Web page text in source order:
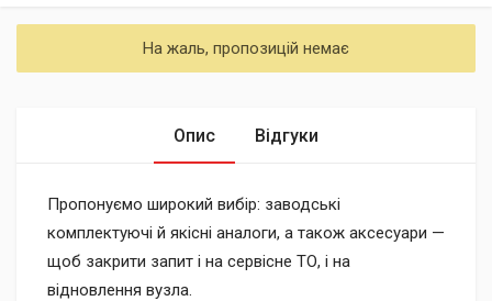
На жаль, пропозицій немає
Опис Відгуки
Пропонуємо широкий вибір: заводські
комплектуючі й якісні аналоги, а також аксесуари —
щоб закрити запит і на сервісне ТО, і на
відновлення вузла.